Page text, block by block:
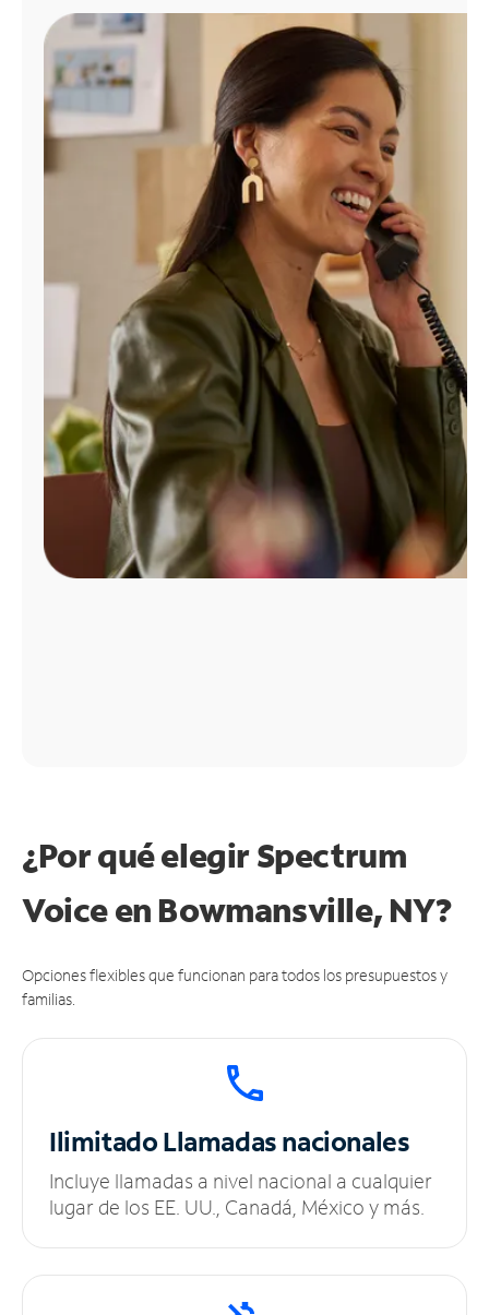
Administrar
cuenta
Encuentra
tienda
¿Por qué elegir Spectrum
Voice en Bowmansville, NY?
Opciones flexibles que funcionan para todos los presupuestos y
familias.
IlimitadoLlamadas nacionales
Incluye llamadas a nivel nacional a cualquier
lugar de los EE. UU., Canadá, México y más.